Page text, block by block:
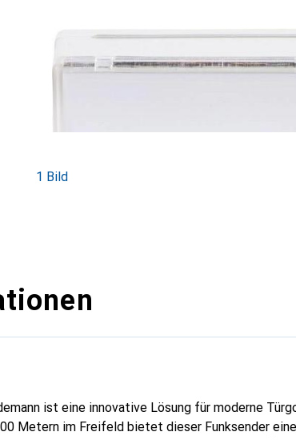
1 Bild
ist eine innovative Lösung für moderne
Metern im Freifeld bietet dieser Funksender